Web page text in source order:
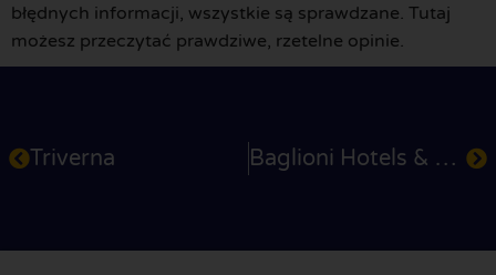
błędnych informacji, wszystkie są sprawdzane. Tutaj
możesz przeczytać prawdziwe, rzetelne opinie.
Triverna Baglioni Hotels & Resorts